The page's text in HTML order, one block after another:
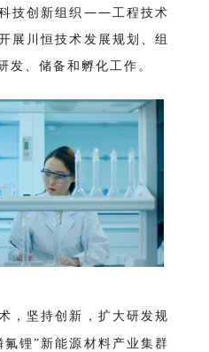
技创新组织——工程技术
展川恒技术发展规划、组
、储备和孵化工作。
，坚持创新，扩大研发规
锂”新能源材料产业集群